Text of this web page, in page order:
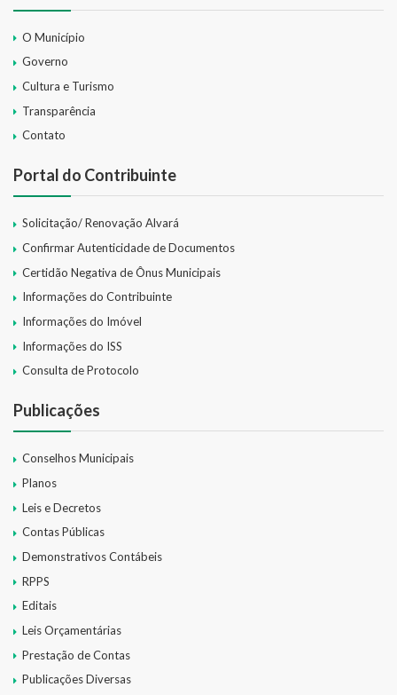
O Município
Governo
Cultura e Turismo
Transparência
Contato
Portal do Contribuinte
Solicitação/ Renovação Alvará
Confirmar Autenticidade de Documentos
Certidão Negativa de Ônus Municipais
Informações do Contribuinte
Informações do Imóvel
Informações do ISS
Consulta de Protocolo
Publicações
Conselhos Municipais
Planos
Leis e Decretos
Contas Públicas
Demonstrativos Contábeis
RPPS
Editais
Leis Orçamentárias
Prestação de Contas
Publicações Diversas